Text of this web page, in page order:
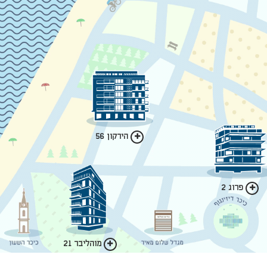
הירקון 56
פרוג 2
מוהליבר 21